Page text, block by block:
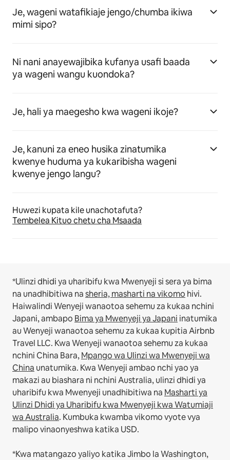
Je, wageni watafikiaje jengo/chumba ikiwa
mimi sipo?
Ni nani anayewajibika kufanya usafi baada
ya wageni wangu kuondoka?
Je, hali ya maegesho kwa wageni ikoje?
Je, kanuni za eneo husika zinatumika
kwenye huduma ya kukaribisha wageni
kwenye jengo langu?
Huwezi kupata kile unachotafuta?
Tembelea Kituo chetu cha Msaada
*Ulinzi dhidi ya uharibifu kwa Mwenyeji si sera ya bima
na unadhibitiwa nasheria, masharti na vikomo hivi.
Haiwalindi Wenyeji wanaotoa sehemu za kukaa nchini
Japani, ambapo Bima ya Mwenyeji ya Japani inatumika
au Wenyeji wanaotoa sehemu za kukaa kupitia Airbnb
Travel LLC. Kwa Wenyeji wanaotoa sehemu za kukaa
nchini China Bara,Mpango wa Ulinzi wa Mwenyeji wa
China unatumika. Kwa Wenyeji ambao nchi yao ya
makazi au biashara ni nchini Australia, ulinzi dhidi ya
uharibifu kwa Mwenyeji unadhibitiwa na Masharti ya
Ulinzi Dhidi ya Uharibifu kwa Mwenyeji kwa Watumiaji
wa Australia. Kumbuka kwamba vikomo vyote vya
malipo vinaonyeshwa katika USD.
*Kwa matangazo yaliyo katika Jimbo la Washington,